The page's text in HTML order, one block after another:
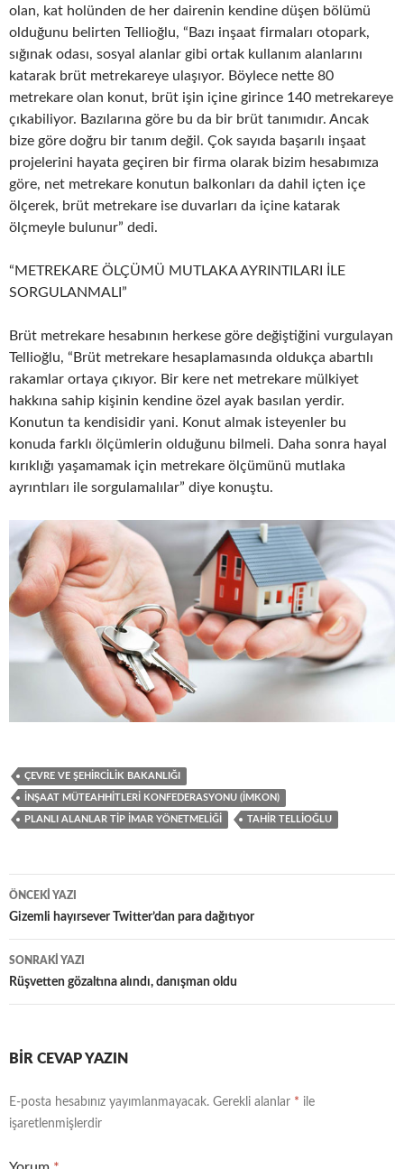
olan, kat holünden de her dairenin kendine düşen bölümü
olduğunu belirten Tellioğlu, “Bazı inşaat firmaları otopark,
sığınak odası, sosyal alanlar gibi ortak kullanım alanlarını
katarak brüt metrekareye ulaşıyor. Böylece nette 80
metrekare olan konut, brüt işin içine girince 140 metrekareye
çıkabiliyor. Bazılarına göre bu da bir brüt tanımıdır. Ancak
bize göre doğru bir tanım değil. Çok sayıda başarılı inşaat
projelerini hayata geçiren bir firma olarak bizim hesabımıza
göre, net metrekare konutun balkonları da dahil içten içe
ölçerek, brüt metrekare ise duvarları da içine katarak
ölçmeyle bulunur” dedi.
“METREKARE ÖLÇÜMÜ MUTLAKA AYRINTILARI İLE
SORGULANMALI”
Brüt metrekare hesabının herkese göre değiştiğini vurgulayan
Tellioğlu, “Brüt metrekare hesaplamasında oldukça abartılı
rakamlar ortaya çıkıyor. Bir kere net metrekare mülkiyet
hakkına sahip kişinin kendine özel ayak basılan yerdir.
Konutun ta kendisidir yani. Konut almak isteyenler bu
konuda farklı ölçümlerin olduğunu bilmeli. Daha sonra hayal
kırıklığı yaşamamak için metrekare ölçümünü mutlaka
ayrıntıları ile sorgulamalılar” diye konuştu.
ÇEVRE VE ŞEHIRCILIK BAKANLIĞI
İNŞAAT MÜTEAHHITLERI KONFEDERASYONU (İMKON)
PLANLI ALANLAR TIP İMAR YÖNETMELIĞI TAHIR TELLIOĞLU
Yazı
dolaşımı
ÖNCEKI YAZI
Gizemli hayırsever Twitter’dan para dağıtıyor
SONRAKI YAZI
Rüşvetten gözaltına alındı, danışman oldu
BIR CEVAP YAZIN
E-posta hesabınız yayımlanmayacak. Gerekli alanlar * ile
işaretlenmişlerdir